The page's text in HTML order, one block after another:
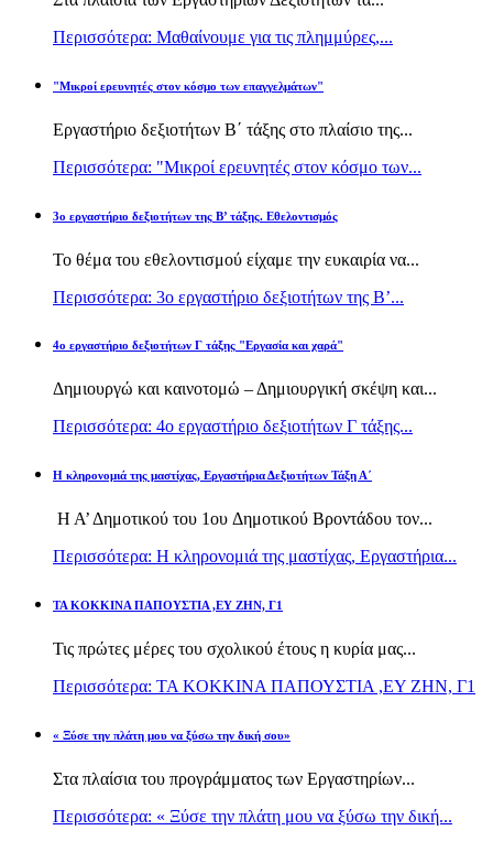
Περισσότερα: Μαθαίνουμε για τις πλημμύρες,...
"Μικροί ερευνητές στον κόσμο των επαγγελμάτων"
Εργαστήριο δεξιοτήτων Β΄ τάξης στο πλαίσιο της...
Περισσότερα: "Μικροί ερευνητές στον κόσμο των...
3ο εργαστήριο δεξιοτήτων της Β’ τάξης. Εθελοντισμός
Το θέμα του εθελοντισμού είχαμε την ευκαιρία να...
Περισσότερα: 3ο εργαστήριο δεξιοτήτων της Β’...
4ο εργαστήριο δεξιοτήτων Γ τάξης "Εργασία και χαρά"
Δημιουργώ και καινοτομώ – Δημιουργική σκέψη και...
Περισσότερα: 4ο εργαστήριο δεξιοτήτων Γ τάξης...
H κληρονομιά της μαστίχας, Εργαστήρια Δεξιοτήτων Τάξη Α΄
Η Α’ Δημοτικού του 1ου Δημοτικού Βροντάδου τον...
Περισσότερα: H κληρονομιά της μαστίχας, Εργαστήρια...
TA KOKKINA ΠΑΠΟΥΣΤΙΑ ,ΕΥ ΖΗΝ, Γ1
Τις πρώτες μέρες του σχολικού έτους η κυρία μας...
Περισσότερα: TA KOKKINA ΠΑΠΟΥΣΤΙΑ ,ΕΥ ΖΗΝ, Γ1
« Ξύσε την πλάτη μου να ξύσω την δική σου»
Στα πλαίσια του προγράμματος των Εργαστηρίων...
Περισσότερα: « Ξύσε την πλάτη μου να ξύσω την δική...